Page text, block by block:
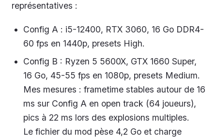
représentatives :
Config A : i5-12400, RTX 3060, 16 Go DDR4-
60 fps en 1440p, presets High.
Config B : Ryzen 5 5600X, GTX 1660 Super,
16 Go, 45-55 fps en 1080p, presets Medium.
Mes mesures : frametime stables autour de 16
ms sur Config A en open track (64 joueurs),
pics à 22 ms lors des explosions multiples.
Le fichier du mod pèse 4,2 Go et charge